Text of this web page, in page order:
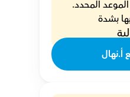
بشدة
أ.نهال